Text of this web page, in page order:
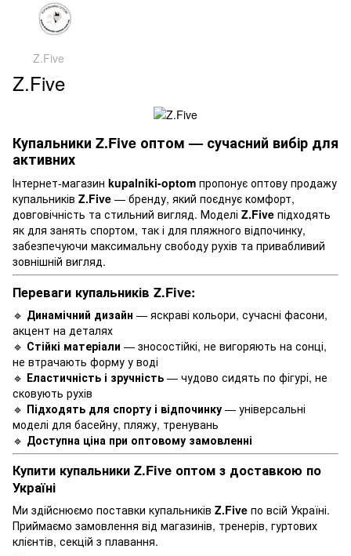
Z.Five
Z.Five
Купальники Z.Five оптом — сучасний вибір для
активних
Інтернет-магазин kupalniki-optom пропонує оптову продажу
купальників Z.Five — бренду, який поєднує комфорт,
довговічність та стильний вигляд. Моделі Z.Five підходять
як для занять спортом, так і для пляжного відпочинку,
забезпечуючи максимальну свободу рухів та привабливий
зовнішній вигляд.
Переваги купальників Z.Five:
🔹 Динамічний дизайн — яскраві кольори, сучасні фасони,
акцент на деталях
🔹 Стійкі матеріали — зносостійкі, не вигоряють на сонці,
не втрачають форму у воді
🔹 Еластичність і зручність — чудово сидять по фігурі, не
сковують рухів
🔹 Підходять для спорту і відпочинку — універсальні
моделі для басейну, пляжу, тренувань
🔹 Доступна ціна при оптовому замовленні
Купити купальники Z.Five оптом з доставкою по
Україні
Ми здійснюємо поставки купальників Z.Five по всій Україні.
Приймаємо замовлення від магазинів, тренерів, гуртових
клієнтів, секцій з плавання.